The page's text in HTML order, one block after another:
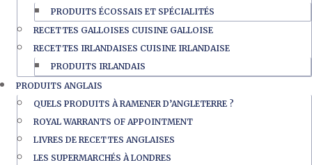
PRODUITS ÉCOSSAIS ET SPÉCIALITÉS
RECETTES GALLOISES CUISINE GALLOISE
RECETTES IRLANDAISES CUISINE IRLANDAISE
PRODUITS IRLANDAIS
PRODUITS ANGLAIS
QUELS PRODUITS À RAMENER D’ANGLETERRE ?
ROYAL WARRANTS OF APPOINTMENT
LIVRES DE RECETTES ANGLAISES
LES SUPERMARCHÉS À LONDRES